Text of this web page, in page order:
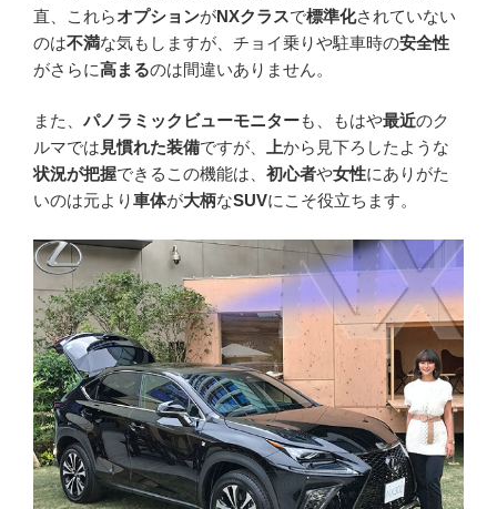
直、これらオプションがNXクラスで標準化されていない
のは不満な気もしますが、チョイ乗りや駐車時の安全性
がさらに高まるのは間違いありません。
また、 パノラミックビューモニターも、もはや最近のク
ルマでは見慣れた装備ですが、 上から見下ろしたような
状況が把握できるこの機能は、 初心者や女性にありがた
いのは元より車体が大柄なSUVにこそ役立ちます。